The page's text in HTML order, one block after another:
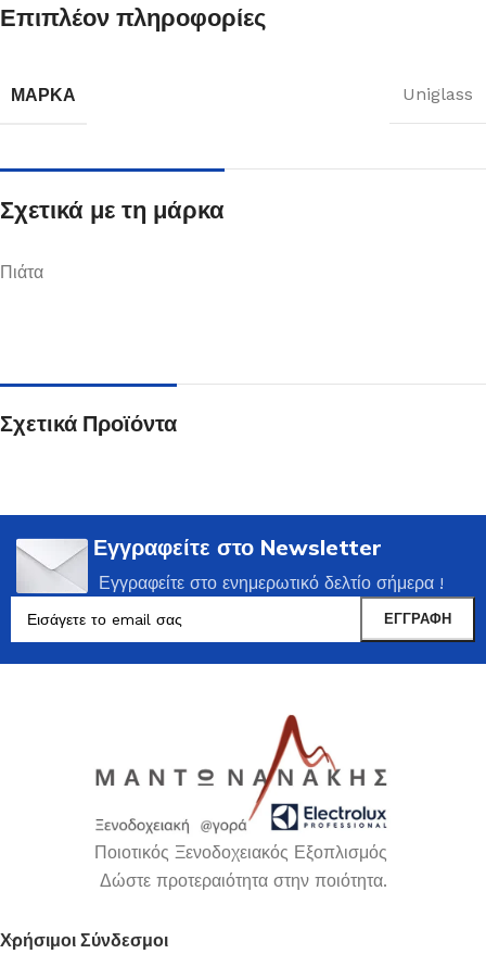
Επιπλέον πληροφορίες
ΜΆΡΚΑ Uniglass
Σχετικά με τη μάρκα
Πιάτα
Σχετικά Προϊόντα
Εγγραφείτε στο Newsletter
Εγγραφείτε στο ενημερωτικό δελτίο σήμερα !
Ποιοτικός Ξενοδοχειακός Εξοπλισμός
Δώστε προτεραιότητα στην ποιότητα.
Χρήσιμοι Σύνδεσμοι